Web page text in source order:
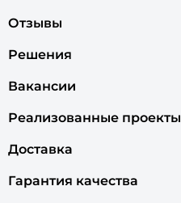
Отзывы
Решения
Вакансии
Реализованные проекты
Доставка
Гарантия качества